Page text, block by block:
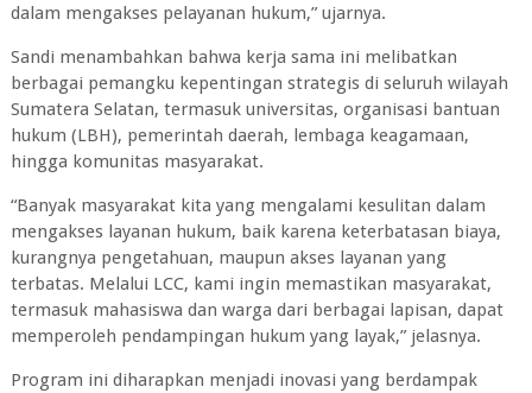
dalam mengakses pelayanan hukum,” ujarnya.
Sandi menambahkan bahwa kerja sama ini melibatkan
berbagai pemangku kepentingan strategis di seluruh wilayah
Sumatera Selatan, termasuk universitas, organisasi bantuan
hukum (LBH), pemerintah daerah, lembaga keagamaan,
hingga komunitas masyarakat.
“Banyak masyarakat kita yang mengalami kesulitan dalam
mengakses layanan hukum, baik karena keterbatasan biaya,
kurangnya pengetahuan, maupun akses layanan yang
terbatas. Melalui LCC, kami ingin memastikan masyarakat,
termasuk mahasiswa dan warga dari berbagai lapisan, dapat
memperoleh pendampingan hukum yang layak,” jelasnya.
Program ini diharapkan menjadi inovasi yang berdampak